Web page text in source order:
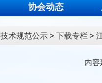
协会动态
术规范公示>下载专栏 >
内